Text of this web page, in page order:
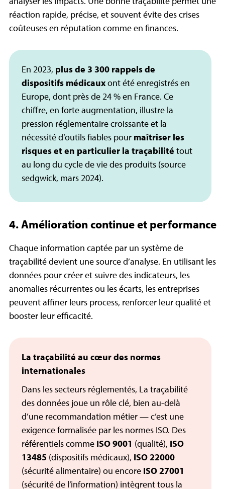
réaction rapide, précise, et souvent évite des crises
coûteuses en réputation comme en finances.
En 2023, plus de 3 300 rappels de
dispositifs médicauxont été enregistrés en
Europe, dont près de 24 % en France. Ce
chiffre, en forte augmentation, illustre la
pression réglementaire croissante et la
nécessité d’outils fiables pour maîtriser les
risques et en particulier la traçabilité tout
au long du cycle de vie des produits (source
sedgwick, mars 2024).
4. Amélioration continue et performance
Chaque information captée par un système de
traçabilité devient unesource d’analyse. En utilisant les
données pour créer et suivre des indicateurs, les
anomalies récurrentes ou les écarts, les entreprises
peuvent affiner leurs process, renforcer leur qualité et
booster leur efficacité.
La traçabilité au cœur des normes
internationales
Dans les secteurs réglementés, La traçabilité
des données joue un rôle clé, bien au-delà
d’une recommandation métier — c’est une
exigence formalisée par les normes ISO. Des
référentiels comme ISO 9001 (qualité), ISO
13485 (dispositifs médicaux), ISO 22000
(sécurité alimentaire) ou encore ISO 27001
(sécurité de l’information) intègrent tous la